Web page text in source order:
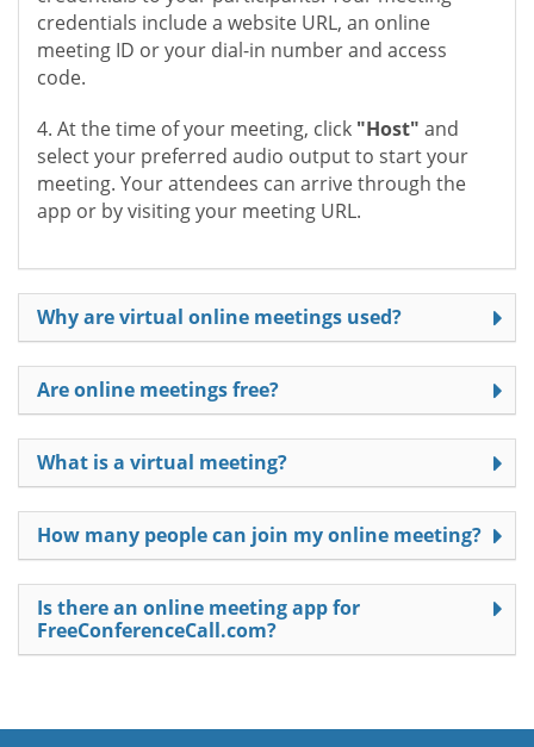
credentials include a website URL, an online
meeting ID or your dial-in number and access
code.
4. At the time of your meeting, click "Host" and
select your preferred audio output to start your
meeting. Your attendees can arrive through the
app or by visiting your meeting URL.
Why are virtual online meetings used?
Are online meetings free?
What is a virtual meeting?
How many people can join my online meeting?
Is there an online meeting app for
FreeConferenceCall.com?